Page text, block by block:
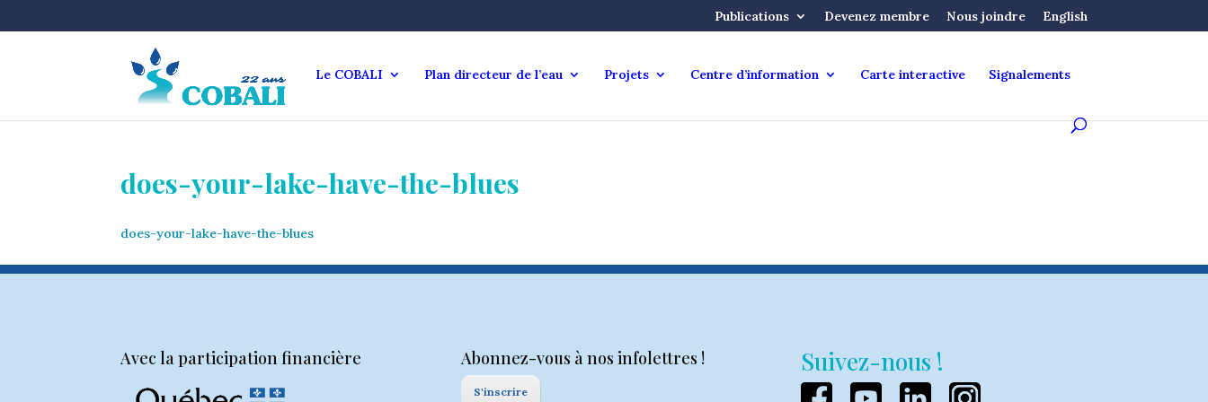
Publications Devenez membre Nous joindre English
Le COBALI Plan directeur de l’eau Projets Centre d’information Carte interactive Signalements
does-your-lake-have-the-blues
does-your-lake-have-the-blues
Avec la participation financière Abonnez-vous à nos infolettres !
S'inscrire
Suivez-nous !